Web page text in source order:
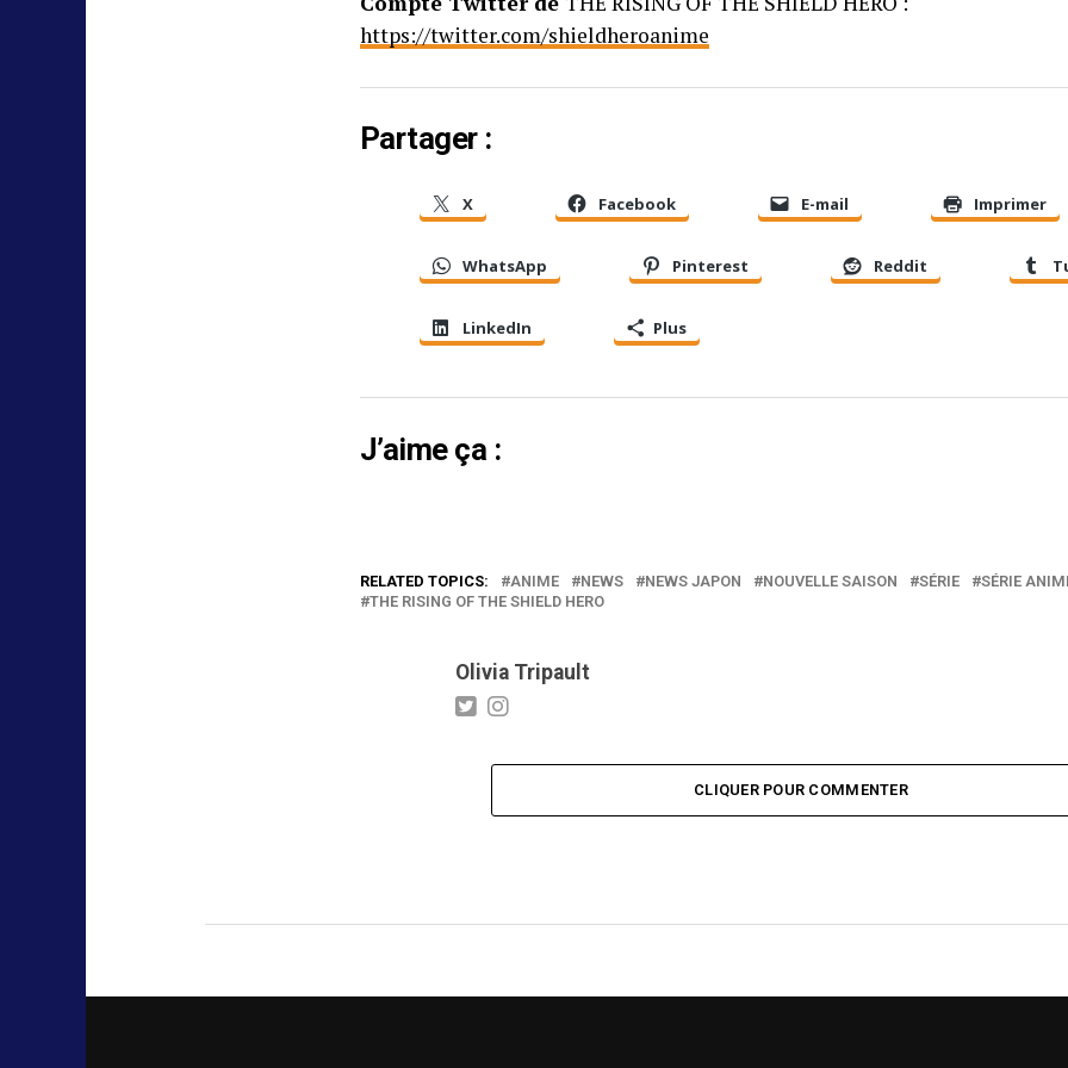
https://twitter.com/shieldheroanime
Partager :
X Facebook E-mail Imprimer
WhatsApp Pinterest Reddit
LinkedIn Plus
J’aime ça :
RELATED TOPICS: ANIME NEWS NEWS JAPON NOUVELLE SAISON SÉRIE
SÉRIE
THE RISING OF THE SHIELD HERO
Olivia Tripault
CLIQUER POUR COMMENTER
AGENDA